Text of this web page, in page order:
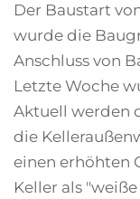
Der Baustart
wurde die
Anschluss von
Letzte Woche
Aktuell werden
die
einen erhöhten
Keller als